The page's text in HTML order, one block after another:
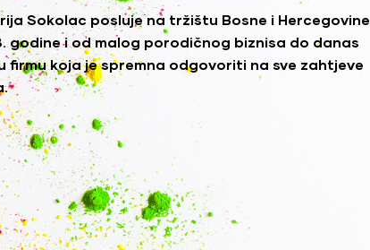
Sokolac posluje na tržištu Bosne i Hercegovine
godine i od malog porodičnog biznisa do danas
firmu koja je spremna odgovoriti na sve zahtjeve